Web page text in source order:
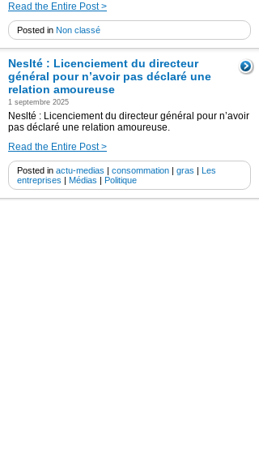
Read the Entire Post >
Posted in Non classé
Neslté : Licenciement du directeur
général pour n’avoir pas déclaré une
relation amoureuse
1 septembre 2025
Neslté : Licenciement du directeur général pour n’avoir
pas déclaré une relation amoureuse.
Read the Entire Post >
Posted in actu-medias | consommation | gras | Les
entreprises | Médias | Politique